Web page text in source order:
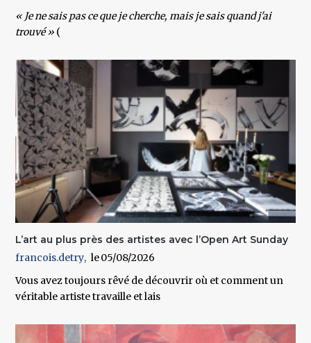
« Je ne sais pas ce que je cherche, mais je sais quand j'ai
trouvé » (
L’art au plus près des artistes avec l’Open Art Sunday
francois.detry
05/08/2026
Vous avez toujours rêvé de découvrir où et comment un
véritable artiste travaille et lais